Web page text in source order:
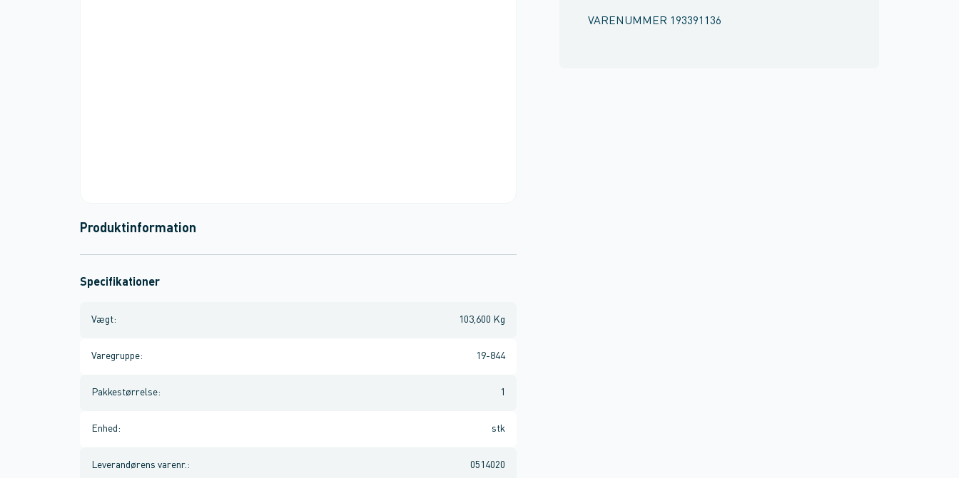
VARENUMMER 193391136
Produktinformation
Specifikationer
Vægt: 103,600 Kg
Varegruppe: 19-844
Pakkestørrelse: 1
Enhed : stk
Leverandørens varenr. : 0514020